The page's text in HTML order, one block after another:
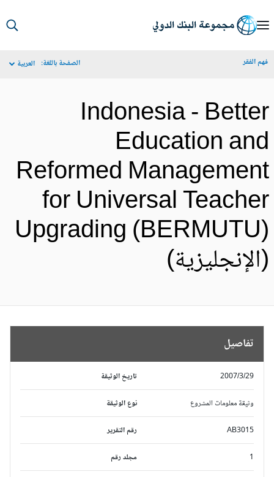
الفقر الصفحة باللغة: العربية
Indonesia -
Education
Reformed
for Universal
Upgrading
تفاصيل
تاريخ الوثيقة 2007/3/29
نوع الوثيقة وثيقة معلومات المشروع
رقم التقرير AB3015
مجلد رقم